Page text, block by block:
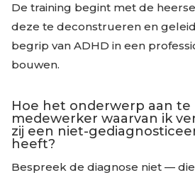
De training begint met de
deze te deconstrueren en
begrip van ADHD in een
bouwen.
Hoe het onderwerp aan
medewerker waarvan ik
zij een niet-
heeft?
Bespreek de diagnose niet — die